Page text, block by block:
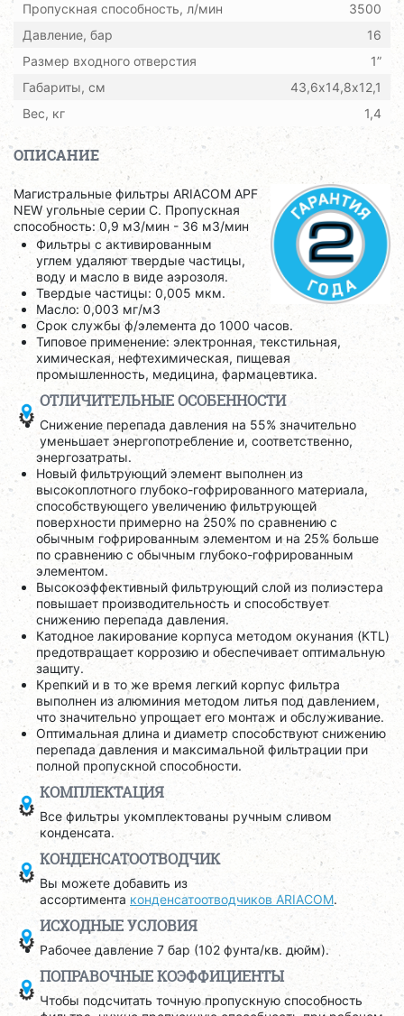
Пропускная способность, л/мин
3500
Давление, бар
16
Размер входного отверстия
1”
Габариты, см
43,6х14,8х12,1
Вес, кг
1,4
ОПИСАНИЕ
Магистральные фильтры ARIACOM APF
NEW угольные серии С. Пропускная
способность: 0,9 м3/мин - 36 м3/мин
Фильтры с активированным
углем удаляют твердые частицы,
воду и масло в виде аэрозоля.
Твердые частицы: 0,005 мкм.
Масло: 0,003 мг/м3
Срок службы ф/элемента до 1000 часов.
Типовое применение: электронная, текстильная,
химическая, нефтехимическая, пищевая
промышленность, медицина, фармацевтика.
ОТЛИЧИТЕЛЬНЫЕ ОСОБЕННОСТИ
Снижение перепада давления на 55% значительно
уменьшает энергопотребление и, соответственно,
энергозатраты.
Новый фильтрующий элемент выполнен из
высокоплотного глубоко-гофрированного материала,
способствующего увеличению фильтрующей
поверхности примерно на 250% по сравнению с
обычным гофрированным элементом и на 25% больше
по сравнению с обычным глубоко-гофрированным
элементом.
Высокоэффективный фильтрующий слой из полиэстера
повышает производительность и способствует
снижению перепада давления.
Катодное лакирование корпуса методом окунания (KTL)
предотвращает коррозию и обеспечивает оптимальную
защиту.
Крепкий и в то же время легкий корпус фильтра
выполнен из алюминия методом литья под давлением,
что значительно упрощает его монтаж и обслуживание.
Оптимальная длина и диаметр способствуют снижению
перепада давления и максимальной фильтрации при
полной пропускной способности.
КОМПЛЕКТАЦИЯ
Все фильтры укомплектованы ручным сливом
конденсата.
КОНДЕНСАТООТВОДЧИК
Вы можете добавить из
ассортимента конденсатоотводчиков ARIACOM.
ИСХОДНЫЕ УСЛОВИЯ
Рабочее давление 7 бар (102 фунта/кв. дюйм).
ПОПРАВОЧНЫЕ КОЭФФИЦИЕНТЫ
Чтобы подсчитать точную пропускную способность